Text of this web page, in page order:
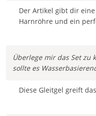
Der Artikel gibt dir
Harnröhre und ein
Überlege mir das Set zu
sollte es
Diese Gleitgel greift